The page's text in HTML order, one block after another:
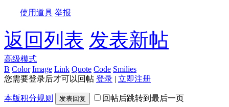
使用道具 举报
返回列表 发表新帖
高级模式
B Color Image Link Quote Code Smilies
您需要登录后才可以回帖 登录 | 立即注册
本版积分规则 发表回复 回帖后跳转到最后一页